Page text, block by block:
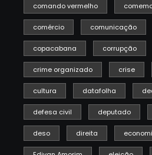
comando vermelho
comércio comunicação
copacabana corrupção
crime organizado crise
cultura datafolha
defesa civil deputado
deso direita